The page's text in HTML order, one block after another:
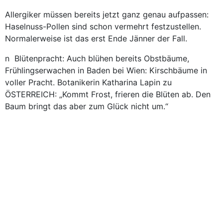
Allergiker müssen bereits jetzt ganz genau aufpassen:
Haselnuss-Pollen sind schon vermehrt festzustellen.
Normalerweise ist das erst Ende Jänner der Fall.
n Blütenpracht: Auch blühen bereits Obstbäume,
Frühlingserwachen in Baden bei Wien: Kirschbäume in
voller Pracht. Botanikerin Katharina Lapin zu
ÖSTERREICH: „Kommt Frost, frieren die Blüten ab. Den
Baum bringt das aber zum Glück nicht um.“